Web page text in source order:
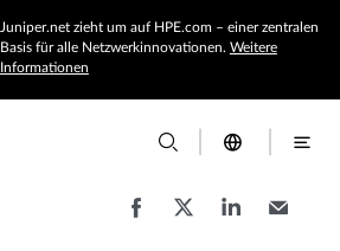
Juniper.net zieht um auf HPE.com – einer zentralen
Basis für alle Netzwerkinnovationen. Weitere
Informationen